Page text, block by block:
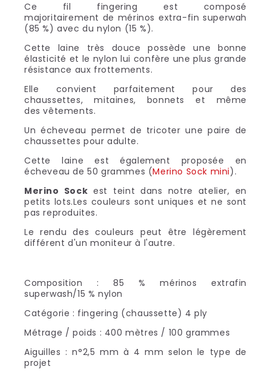
Ce fil fingering est composé
majoritairement de mérinos extra-fin superwah
(85 %) avec du nylon (15 %).
Cette laine très douce possède une bonne
élasticité et le nylon lui confère une plus grande
résistance aux frottements.
Elle convient parfaitement pour des
chaussettes, mitaines, bonnets et même
des vêtements.
Un écheveau permet de tricoter une paire de
chaussettes pour adulte.
Cette laine est également proposée en
écheveau de 50 grammes (Merino Sock mini).
Merino Sock est teint dans notre atelier, en
petits lots.Les couleurs sont uniques et ne sont
pas reproduites.
Le rendu des couleurs peut être légèrement
différent d'un moniteur à l'autre.
Composition : 85 % mérinos extrafin
superwash/15 % nylon
Catégorie : fingering (chaussette) 4 ply
Métrage / poids : 400 mètres / 100 grammes
Aiguilles : n°2,5 mm à 4 mm selon le type de
projet